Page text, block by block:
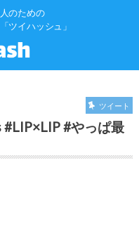
のための
ツイハッシュ」
ツイート
#やっぱ最